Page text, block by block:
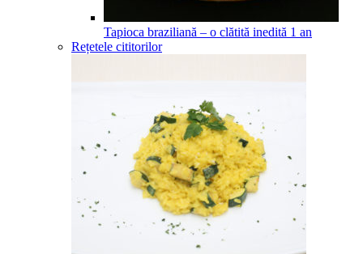
Tapioca braziliană – o clătită inedită 1 an
Rețetele cititorilor